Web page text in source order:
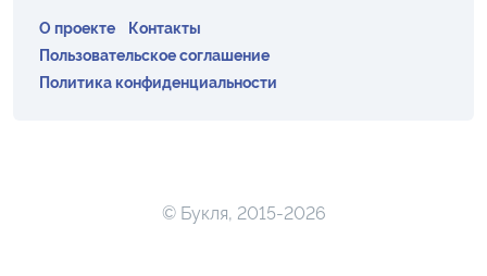
О проекте
Контакты
Пользовательское соглашение
Политика конфиденциальности
© Букля, 2015-2026